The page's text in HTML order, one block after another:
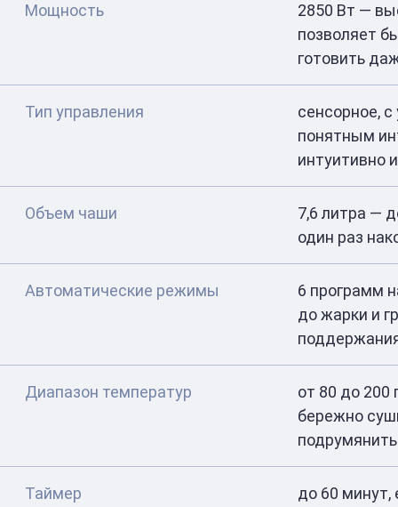
Мощность
2850 Вт —
позволяет
готовить
Тип управления
сенсорное,
понятным
интуитивно
Объем чаши
7,6 литра —
один раз
Автоматические режимы
6 программ
до жарки и
Диапазон температур
от 80 до
бережно
Таймер
до 60 минут,